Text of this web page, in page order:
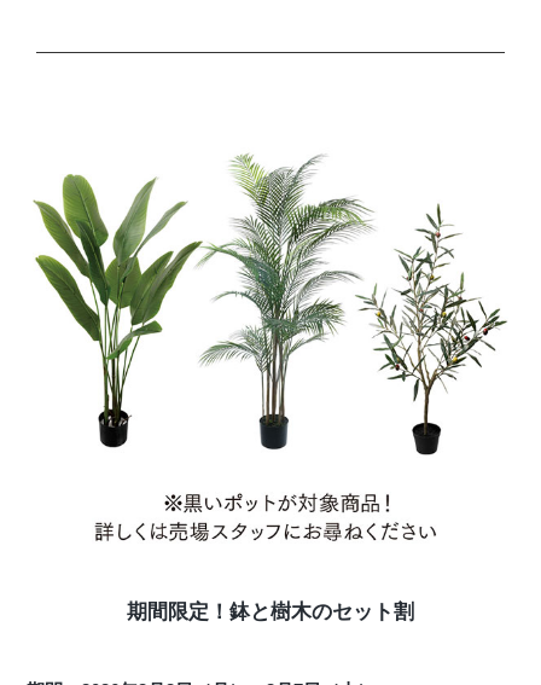
期間限定！鉢と樹木のセット割